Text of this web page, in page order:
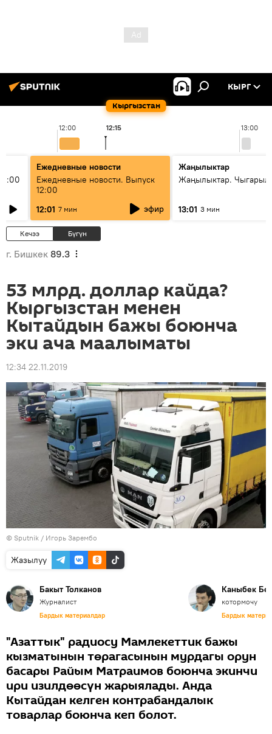
Кыргызстан
КЫРГ
12:00 13:00
12:15
Ежедневные новости
Ежедневные новости. Выпуск
12:00
12:01 7 мин эфир
Жаңылыктар
Жаңылыктар.
13:01 3 мин
Кечээ Бүгүн
г. Бишкек 89.3
53 млрд. доллар кайда?
Кыргызстан менен
Кытайдын бажы боюнча
эки ача маалыматы
12:34 22.11.2019
© Sputnik / Игорь Зарембо
Жазылуу
Бакыт Толканов
Журналист
Бардык материалдар
Каныбек
котормочу
Бардык
"Азаттык" радиосу Мамлекеттик бажы
кызматынын төрагасынын мурдагы орун
басары Райым Матраимов боюнча экинчи
ири изилдөөсүн жарыялады. Анда
Кытайдан келген контрабандалык
товарлар боюнча кеп болот.